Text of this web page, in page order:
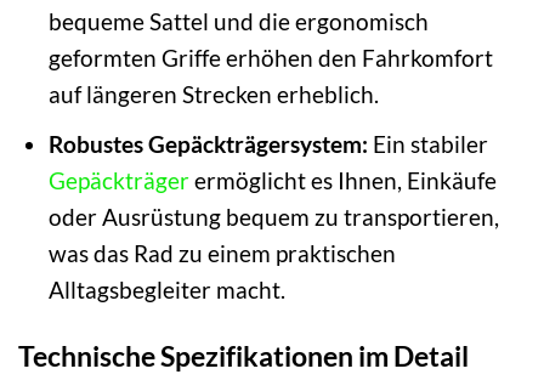
bequeme Sattel und die ergonomisch
geformten Griffe erhöhen den Fahrkomfort
auf längeren Strecken erheblich.
Robustes Gepäckträgersystem: Ein stabiler
Gepäckträgerermöglicht es Ihnen, Einkäufe
oder Ausrüstung bequem zu transportieren,
was das Rad zu einem praktischen
Alltagsbegleiter macht.
Technische Spezifikationen im Detail